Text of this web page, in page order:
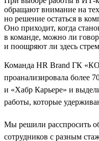
обращают внимание на
но решение остаться в
Оно приходит, когда
в команде, можно ли
и поощряют ли здесь
Команда HR Brand ГК
проанализировала более
и «Хабр Карьере» и
работы, которые
Мы решили расспросить
сотрудников с разным